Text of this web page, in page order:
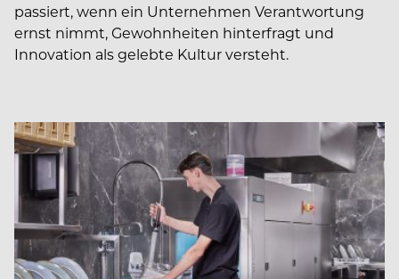
passiert, wenn ein Unternehmen Verantwortung
ernst nimmt, Gewohnheiten hinterfragt und
Innovation als gelebte Kultur versteht.